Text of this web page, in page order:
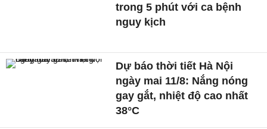
trong 5 phút với ca bệnh
nguy kịch
Dự báo thời tiết Hà Nội
ngày mai 11/8: Nắng nóng
gay gắt, nhiệt độ cao nhất
38°C